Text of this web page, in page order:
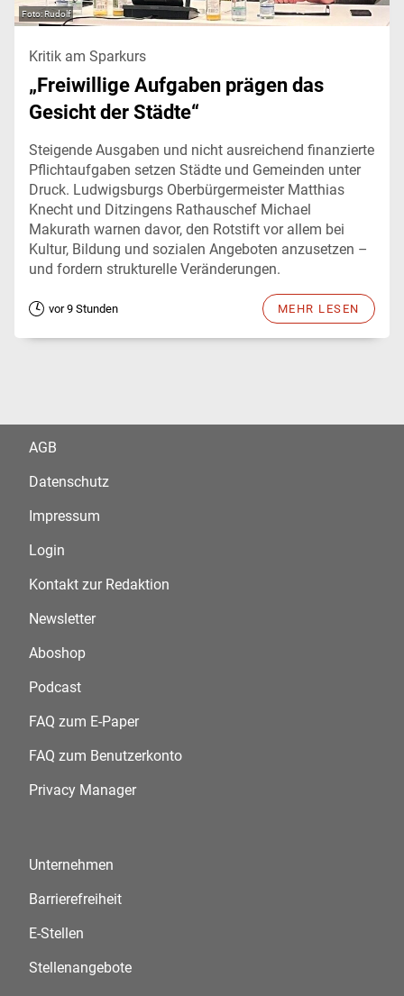
Rudolf
Kritik am Sparkurs
„Freiwillige Aufgaben prägen das
Gesicht der Städte“
Steigende Ausgaben und nicht ausreichend finanzierte
Pflichtaufgaben setzen Städte und Gemeinden unter
Druck. Ludwigsburgs Oberbürgermeister Matthias
Knecht und Ditzingens Rathauschef Michael
Makurath warnen davor, den Rotstift vor allem bei
Kultur, Bildung und sozialen Angeboten anzusetzen –
und fordern strukturelle Veränderungen.
vor 9 Stunden MEHR LESEN
AGB
Datenschutz
Impressum
Login
Kontakt zur Redaktion
Newsletter
Aboshop
Podcast
FAQ zum E-Paper
FAQ zum Benutzerkonto
Privacy Manager
Unternehmen
Barrierefreiheit
E-Stellen
Stellenangebote